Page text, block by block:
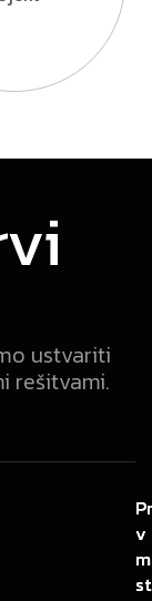
ustvariti
rešitvami.
v
v